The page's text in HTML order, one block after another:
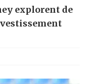
explorent de